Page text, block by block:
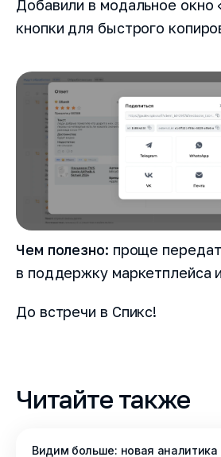
Добавили в модальное окно
кнопки для быстрого
Чем полезно: проще
в поддержку маркетплейса
До встречи в Спикс!
Читайте также
Видим больше: новая аналитика